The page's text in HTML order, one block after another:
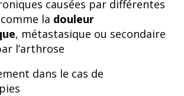
causées par différentes
la douleur
, métastasique ou secondaire
l’arthrose
dans le cas de